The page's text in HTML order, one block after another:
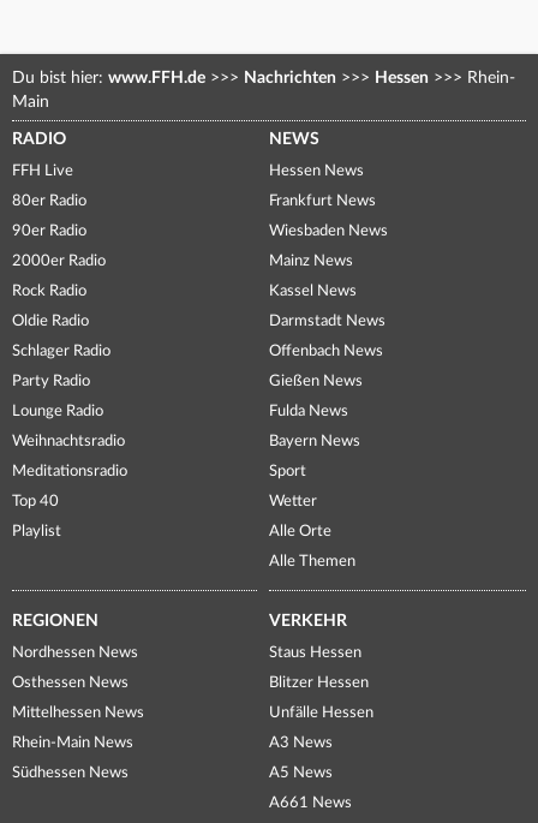
Du bist hier: www.FFH.de >>> Nachrichten >>> Hessen >>> Rhein-
Main
RADIO
FFH Live
80er Radio
90er Radio
2000er Radio
Rock Radio
Oldie Radio
Schlager Radio
Party Radio
Lounge Radio
Weihnachtsradio
Meditationsradio
Top 40
Playlist
NEWS
Hessen News
Frankfurt News
Wiesbaden News
Mainz News
Kassel News
Darmstadt News
Offenbach News
Gießen News
Fulda News
Bayern News
Sport
Wetter
Alle Orte
Alle Themen
REGIONEN
Nordhessen News
Osthessen News
Mittelhessen News
Rhein-Main News
Südhessen News
VERKEHR
Staus Hessen
Blitzer Hessen
Unfälle Hessen
A3 News
A5 News
A661 News